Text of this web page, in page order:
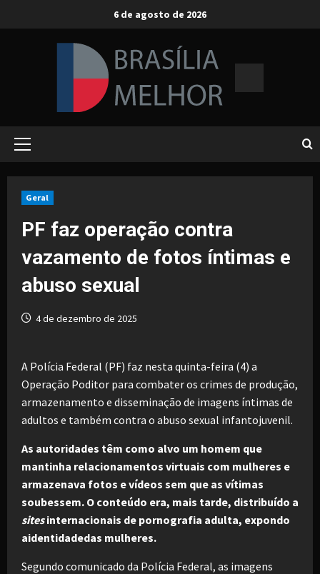
6 de agosto de 2026
Primary
Geral
PF faz operação contra
vazamento de fotos íntimas e
abuso sexual
4 de dezembro de 2025
A Polícia Federal (PF) faz nesta quinta-feira (4) a
Operação Poditor para combater os crimes de produção,
armazenamento e disseminação de imagens íntimas de
adultos e também contra o abuso sexual infantojuvenil.
As autoridades têm como alvo um homem que
mantinha relacionamentos virtuais com mulheres e
armazenava fotos e vídeos sem que as vítimas
soubessem. O conteúdo era, mais tarde, distribuído a
sitesinternacionais de pornografia adulta, expondo
aidentidadedas mulheres.
Segundo comunicado da Polícia Federal, as imagens